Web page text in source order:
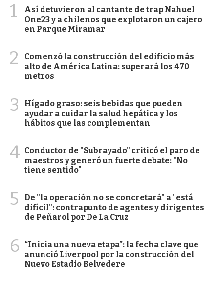
1
Así detuvieron al cantante de trap Nahuel
One23 y a chilenos que explotaron un cajero
en Parque Miramar
2
Comenzó la construcción del edificio más
alto de América Latina: superará los 470
metros
3
Hígado graso: seis bebidas que pueden
ayudar a cuidar la salud hepática y los
hábitos que las complementan
4 Conductor de "Subrayado" criticó el paro de
maestros y generó un fuerte debate: "No
tiene sentido"
5
De "la operación no se concretará" a "está
difícil": contrapunto de agentes y dirigentes
de Peñarol por De La Cruz
6
“Inicia una nueva etapa”: la fecha clave que
anunció Liverpool por la construcción del
Nuevo Estadio Belvedere